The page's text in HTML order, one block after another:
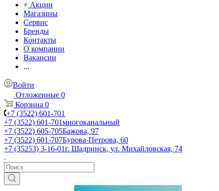
Акции
Магазины
Сервис
Бренды
Контакты
О компании
Вакансии
...
Войти
Отложенные 0
Корзина 0
+7 (3522) 601-701
+7 (3522) 601-701многоканальный
+7 (3522) 605-705Бажова, 97
+7 (3522) 601-707Бурова-Петрова, 60
+7 (35253) 3-16-01г. Шадринск, ул. Михайловская, 74